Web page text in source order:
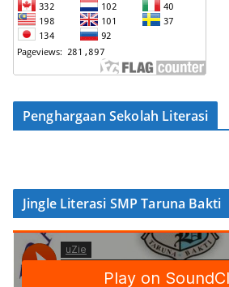
Penghargaan Sekolah Literasi
Jingle Literasi SMP Taruna Bakti